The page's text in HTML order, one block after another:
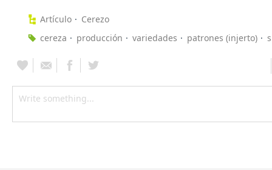
Artículo
Cerezo
cereza
producción variedades patrones (injerto)